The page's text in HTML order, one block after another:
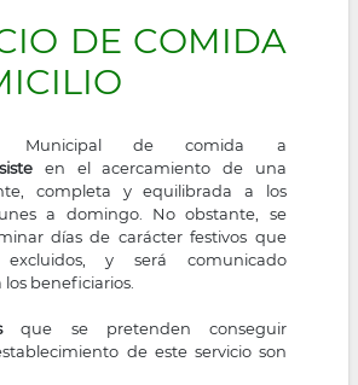
DE COMIDA
Municipal de comida a
en el acercamiento de una
completa y equilibrada a los
a domingo. No obstante, se
días de carácter festivos que
y será comunicado
beneficiarios.
que se pretenden conseguir
de este servicio son